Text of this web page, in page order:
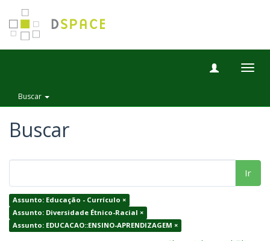
Buscar
Buscar
Ir
Assunto: Educação - Currículo ×
Assunto: Diversidade Étnico-Racial ×
Assunto: EDUCACAO::ENSINO-APRENDIZAGEM ×